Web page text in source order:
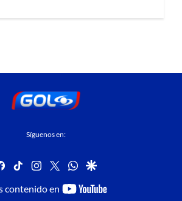
Síguenos en:
facebook
tiktok instagram
twitterwhatsapp
google
contenido en
youtube-